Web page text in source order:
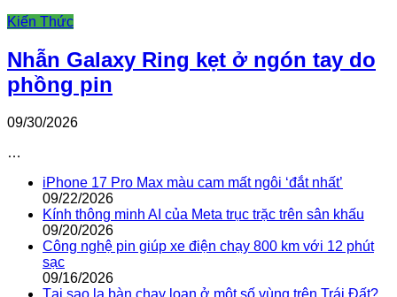
Kiến Thức
Nhẫn Galaxy Ring kẹt ở ngón tay do
phồng pin
09/30/2026
…
iPhone 17 Pro Max màu cam mất ngôi ‘đắt nhất’
09/22/2026
Kính thông minh AI của Meta trục trặc trên sân khấu
09/20/2026
Công nghệ pin giúp xe điện chạy 800 km với 12 phút
sạc
09/16/2026
Tại sao la bàn chạy loạn ở một số vùng trên Trái Đất?